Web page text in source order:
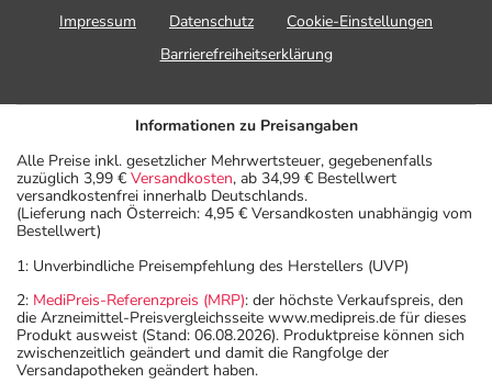
Impressum
Datenschutz
Cookie-Einstellungen
Barrierefreiheitserklärung
Informationen zu Preisangaben
Alle Preise inkl. gesetzlicher Mehrwertsteuer, gegebenenfalls
zuzüglich 3,99 € Versandkosten, ab 34,99 € Bestellwert
versandkostenfrei innerhalb Deutschlands.
(Lieferung nach Österreich: 4,95 € Versandkosten unabhängig vom
Bestellwert)
1: Unverbindliche Preisempfehlung des Herstellers (UVP)
2: MediPreis-Referenzpreis (MRP): der höchste Verkaufspreis, den
die Arzneimittel-Preisvergleichsseite www.medipreis.de für dieses
Produkt ausweist (Stand: 06.08.2026). Produktpreise können sich
zwischenzeitlich geändert und damit die Rangfolge der
Versandapotheken geändert haben.